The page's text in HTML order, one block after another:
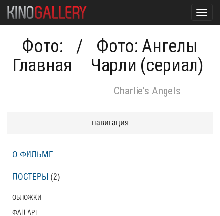
Фото:
Главная
/
Фото: Ангелы
Чарли (сериал)
Charlie's Angels
навигация
О ФИЛЬМЕ
ПОСТЕРЫ (2)
ОБЛОЖКИ
ФАН-АРТ